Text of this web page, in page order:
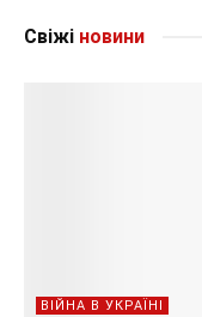
Свіжі новини
ВІЙНА В УКРАЇНІ